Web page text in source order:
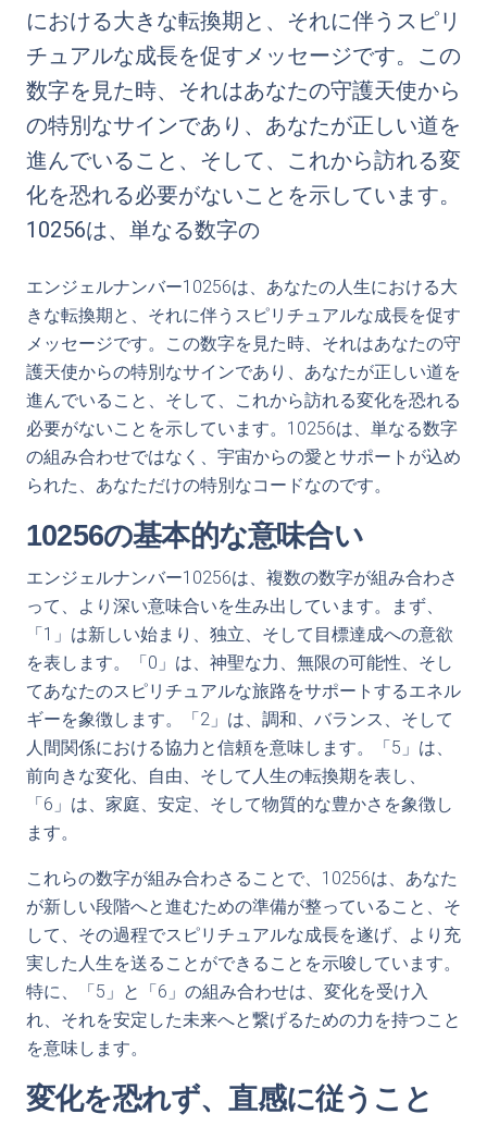
における大きな転換期と、それに伴うスピリ
チュアルな成長を促すメッセージです。この
数字を見た時、それはあなたの守護天使から
の特別なサインであり、あなたが正しい道を
進んでいること、そして、これから訪れる変
化を恐れる必要がないことを示しています。
10256は、単なる数字の
エンジェルナンバー10256は、あなたの人生における大
きな転換期と、それに伴うスピリチュアルな成長を促す
メッセージです。この数字を見た時、それはあなたの守
護天使からの特別なサインであり、あなたが正しい道を
進んでいること、そして、これから訪れる変化を恐れる
必要がないことを示しています。10256は、単なる数字
の組み合わせではなく、宇宙からの愛とサポートが込め
られた、あなただけの特別なコードなのです。
10256の基本的な意味合い
エンジェルナンバー10256は、複数の数字が組み合わさ
って、より深い意味合いを生み出しています。まず、
「1」は新しい始まり、独立、そして目標達成への意欲
を表します。「0」は、神聖な力、無限の可能性、そし
てあなたのスピリチュアルな旅路をサポートするエネル
ギーを象徴します。「2」は、調和、バランス、そして
人間関係における協力と信頼を意味します。「5」は、
前向きな変化、自由、そして人生の転換期を表し、
「6」は、家庭、安定、そして物質的な豊かさを象徴し
ます。
これらの数字が組み合わさることで、10256は、あなた
が新しい段階へと進むための準備が整っていること、そ
して、その過程でスピリチュアルな成長を遂げ、より充
実した人生を送ることができることを示唆しています。
特に、「5」と「6」の組み合わせは、変化を受け入
れ、それを安定した未来へと繋げるための力を持つこと
を意味します。
変化を恐れず、直感に従うこと